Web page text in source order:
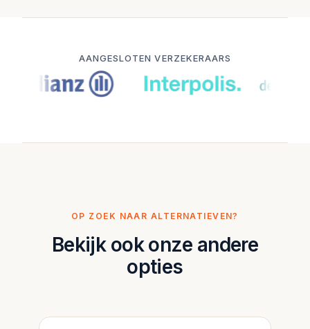
AANGESLOTEN VERZEKERAARS
OP ZOEK NAAR ALTERNATIEVEN?
Bekijk ook onze andere
opties